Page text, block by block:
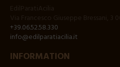
+39.06.52.58.330
info@edilparatiacilia.it
INFORMATION